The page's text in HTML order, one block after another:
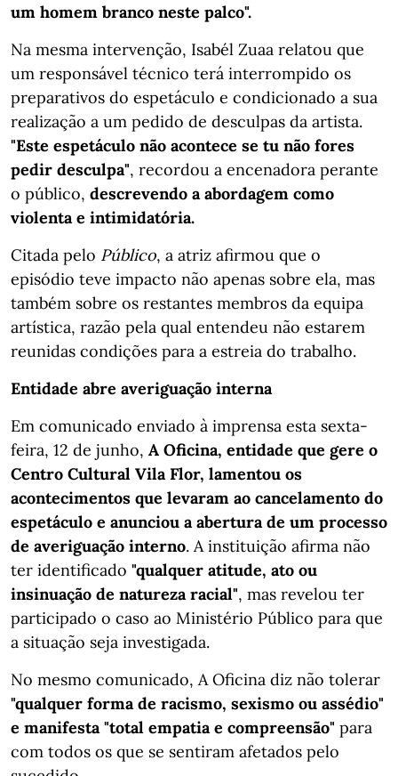
um homem branco neste palco".
Na mesma intervenção, Isabél Zuaa relatou que
um responsável técnico terá interrompido os
preparativos do espetáculo e condicionado a sua
realização a um pedido de desculpas da artista.
"Este espetáculo não acontece se tu não fores
pedir desculpa", recordou a encenadora perante
o público, descrevendo a abordagem como
violenta e intimidatória.
Citada pelo Público, a atriz afirmou que o
episódio teve impacto não apenas sobre ela, mas
também sobre os restantes membros da equipa
artística, razão pela qual entendeu não estarem
reunidas condições para a estreia do trabalho.
Entidade abre averiguação interna
Em comunicado enviado à imprensa esta sexta-
feira, 12 de junho, A Oficina, entidade que gere o
Centro Cultural Vila Flor, lamentou os
acontecimentos que levaram ao cancelamento do
espetáculo e anunciou a abertura de um processo
de averiguação interno. A instituição afirma não
ter identificado "qualquer atitude, ato ou
insinuação de natureza racial", mas revelou ter
participado o caso ao Ministério Público para que
a situação seja investigada.
No mesmo comunicado, A Oficina diz não tolerar
"qualquer forma de racismo, sexismo ou assédio"
e manifesta "total empatia e compreensão" para
com todos os que se sentiram afetados pelo